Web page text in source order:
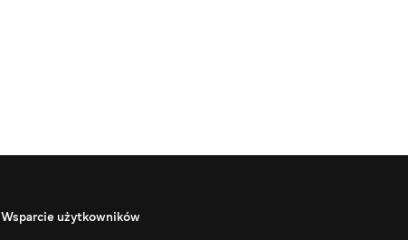
Wsparcie użytkowników